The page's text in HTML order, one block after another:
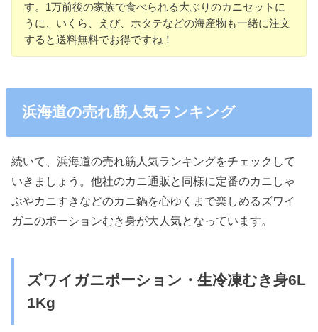
す。1万前後の家族で食べられる大ぶりのカニセットに
うに、いくら、えび、ホタテなどの海産物も一緒に注文
すると送料無料でお得ですね！
浜海道の売れ筋人気ランキング
続いて、浜海道の売れ筋人気ランキングをチェックして
いきましょう。他社のカニ通販と同様に定番のカニしゃ
ぶやカニすきなどのカニ鍋を心ゆくまで楽しめるズワイ
ガニのポーションむき身が大人気となっています。
ズワイガニポーション・生冷凍むき身6L
1Kg